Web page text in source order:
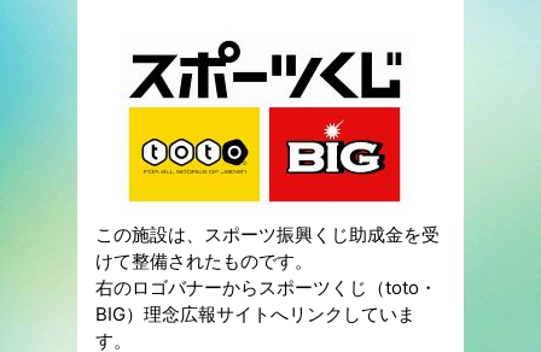
この施設は、スポーツ振興くじ助成金を受
けて整備されたものです。
右のロゴバナーからスポーツくじ（toto・
BIG）理念広報サイトへリンクしていま
す。